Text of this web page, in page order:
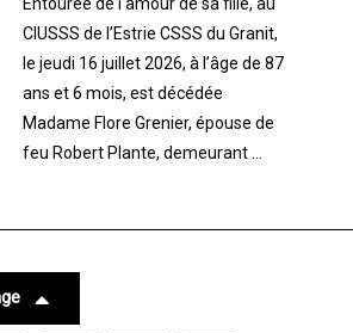
CIUSSS de l’Estrie CSSS du Granit,
le jeudi 16 juillet 2026, à l’âge de 87
ans et 6 mois, est décédée
Madame Flore Grenier, épouse de
feu Robert Plante, demeurant ...